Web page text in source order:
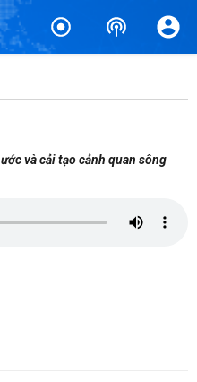
và cải tạo cảnh quan sông